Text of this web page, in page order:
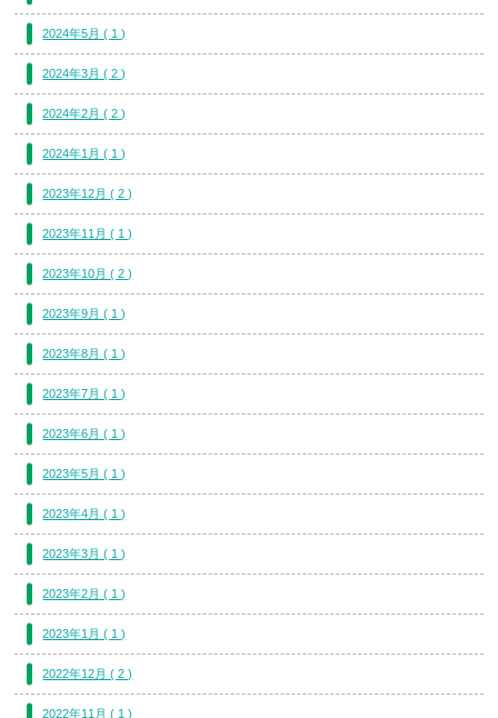
2024年5月 ( 1 )
2024年3月 ( 2 )
2024年2月 ( 2 )
2024年1月 ( 1 )
2023年12月 ( 2 )
2023年11月 ( 1 )
2023年10月 ( 2 )
2023年9月 ( 1 )
2023年8月 ( 1 )
2023年7月 ( 1 )
2023年6月 ( 1 )
2023年5月 ( 1 )
2023年4月 ( 1 )
2023年3月 ( 1 )
2023年2月 ( 1 )
2023年1月 ( 1 )
2022年12月 ( 2 )
2022年11月 ( 1 )